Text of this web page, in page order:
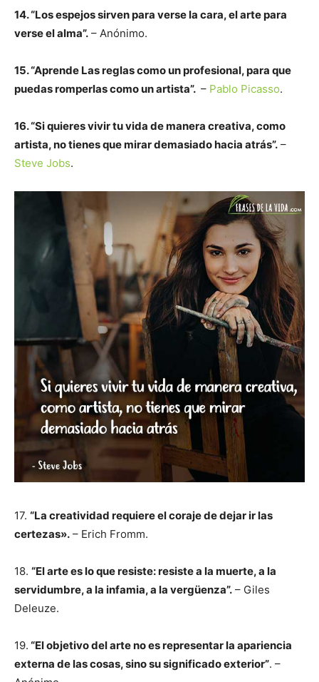
14. “Los espejos sirven para verse la cara, el arte para
verse el alma”. – Anónimo.
15. “Aprende Las reglas como un profesional, para que
puedas romperlas como un artista”. – Pablo Picasso.
16. “Si quieres vivir tu vida de manera creativa, como
artista, no tienes que mirar demasiado hacia atrás”. –
Steve Jobs.
17. “La creatividad requiere el coraje de dejar ir las
certezas». – Erich Fromm.
18. “El arte es lo que resiste: resiste a la muerte, a la
servidumbre, a la infamia, a la vergüenza”. – Giles
Deleuze.
19. “El objetivo del arte no es representar la apariencia
externa de las cosas, sino su significado exterior”. –